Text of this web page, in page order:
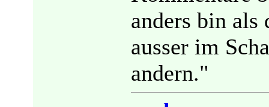
anders bin als
ausser im
andern."